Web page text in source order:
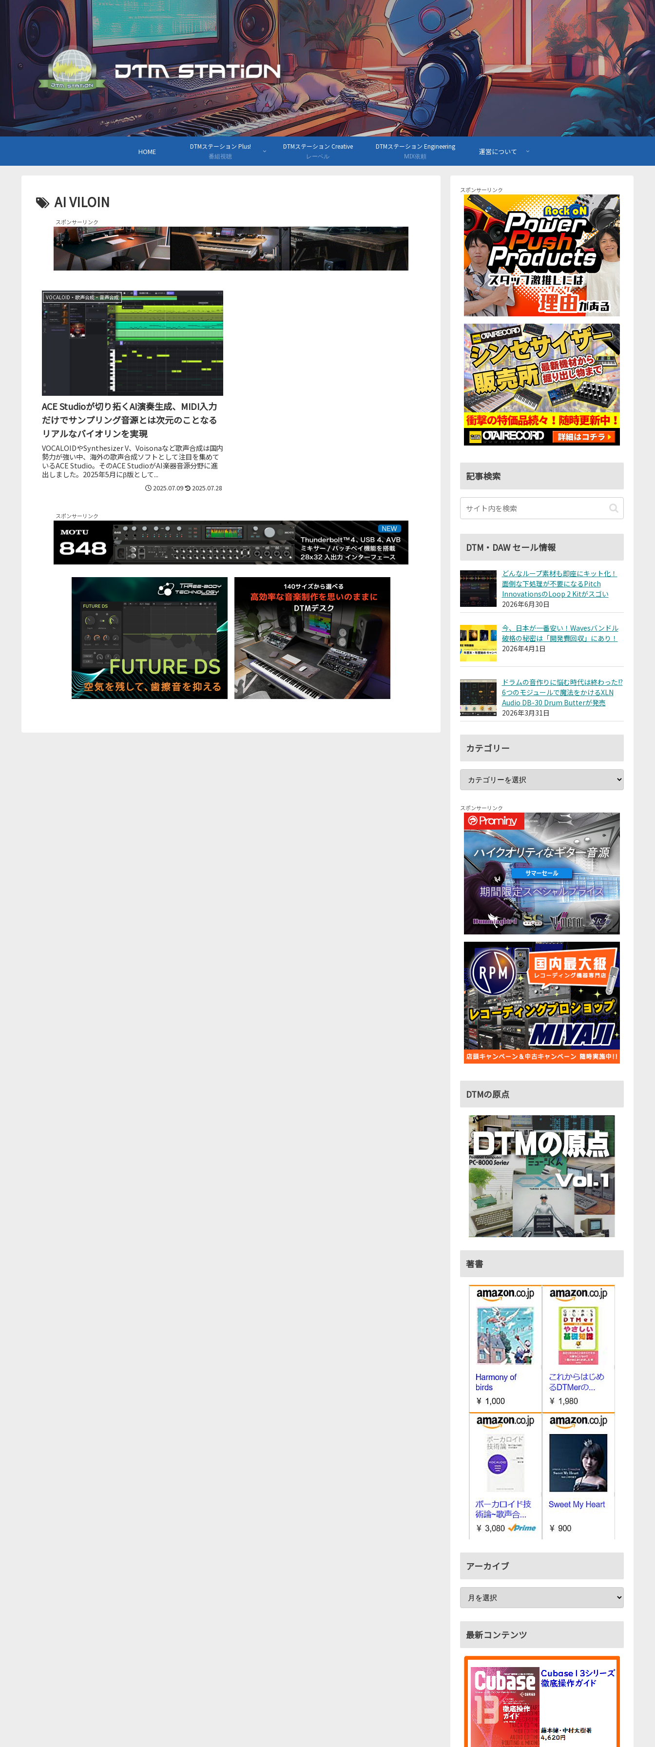
HOME
DTMステーション Plus!
番組視聴
DTMステーション Creative
レーベル
DTMステーション Engineering
MIX依頼
運営について
AI VILOIN
スポンサーリンク
VOCALOID・歌声合成・音声合成
ACE Studioが切り拓くAI演奏生成、MIDI入力
だけでサンプリング音源とは次元のことなる
リアルなバイオリンを実現
VOCALOIDやSynthesizer V、Voisonaなど歌声合成は国内
勢力が強い中、海外の歌声合成ソフトとして注目を集めて
いるACE Studio。そのACE StudioがAI楽器音源分野に進
出しました。2025年5月にβ版として...
2025.07.09 2025.07.28
スポンサーリンク
スポンサーリンク
記事検索
DTM・DAW セール情報
どんなループ素材も即座にキット化！
面倒な下処理が不要になるPitch
InnovationsのLoop 2 Kitがスゴい
2026年6月30日
今、日本が一番安い！Wavesバンドル
破格の秘密は「開発費回収」にあり！
2026年4月1日
ドラムの音作りに悩む時代は終わった!?
6つのモジュールで魔法をかけるXLN
Audio DB-30 Drum Butterが発売
2026年3月31日
カテゴリー
スポンサーリンク
DTMの原点
著書
アーカイブ
最新コンテンツ